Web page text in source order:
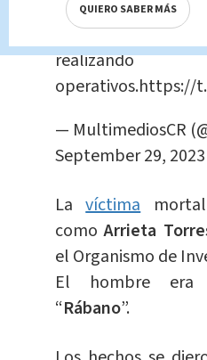
#EnAlerta| OIJ se
realizando
operativos.https://
— MultimediosCR
September 29, 2023
Lavíctimamortal
comoArrieta
el Organismo de
El hombre era
“Rábano”.
QUIERO SABER MÁS